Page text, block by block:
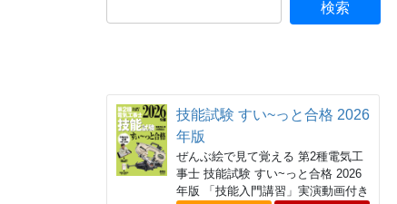
技能試験 すい~っと合格 2026
年版
ぜんぶ絵で見て覚える 第2種電気工
事士 技能試験 すい~っと合格 2026
年版 「技能入門講習」実演動画付き